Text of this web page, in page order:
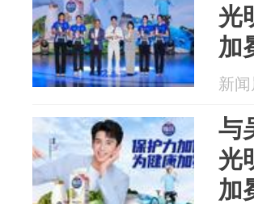
光
加
新
与
光
加